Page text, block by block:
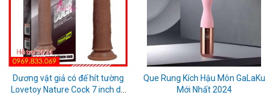
Dương vật giả có đế hít tường
Lovetoy Nature Cock 7 inch da
Que Rung Kích Hậu Môn GaLaKu
Mới Nhất 2024